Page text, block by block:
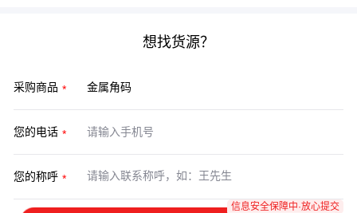
想找货源？
采购商品
您的电话
您的称呼
信息安全保障中·放心提交